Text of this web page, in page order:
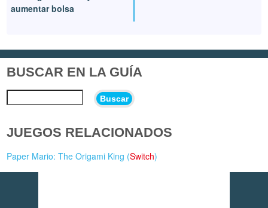
aumentar bolsa
BUSCAR EN LA GUÍA
Buscar
JUEGOS RELACIONADOS
Paper Mario: The Origami King (Switch)